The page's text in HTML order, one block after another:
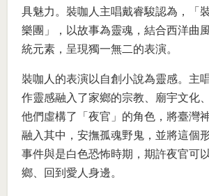
具魅力。裝咖人主唱戴睿駿認為，「
樂團」，以故事為靈魂，結合西洋曲
統元素，呈現獨一無二的表演。
裝咖人的表演以自創小說為靈感。主
作靈感融入了家鄉的宗教、廟宇文化
他們虛構了「夜官」的角色，將臺灣
融入其中，安撫孤魂野鬼，並將這個
事件與是白色恐怖時期，期許夜官可
鄉、回到愛人身邊。